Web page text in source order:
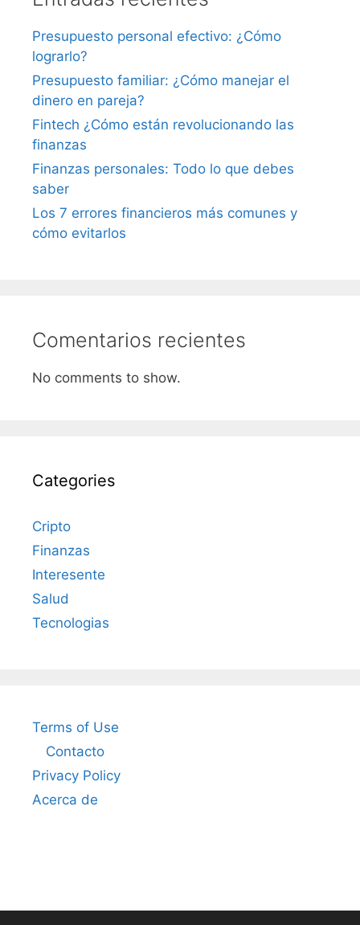
Presupuesto personal efectivo: ¿Cómo
lograrlo?
Presupuesto familiar: ¿Cómo manejar el
dinero en pareja?
Fintech ¿Cómo están revolucionando las
finanzas
Finanzas personales: Todo lo que debes
saber
Los 7 errores financieros más comunes y
cómo evitarlos
Comentarios recientes
No comments to show.
Categories
Cripto
Finanzas
Interesente
Salud
Tecnologias
Terms of Use
Contacto
Privacy Policy
Acerca de